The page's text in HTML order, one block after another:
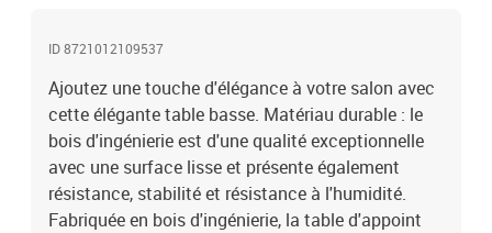
ID 8721012109537
Ajoutez une touche d'élégance à votre salon avec
cette élégante table basse. Matériau durable : le
bois d'ingénierie est d'une qualité exceptionnelle
avec une surface lisse et présente également
résistance, stabilité et résistance à l'humidité.
Fabriquée en bois d'ingénierie, la table d'appoint